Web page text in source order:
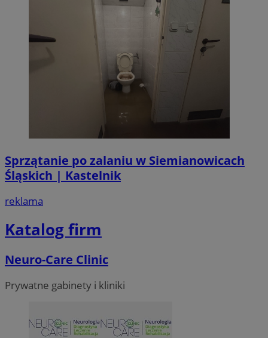
Sprzątanie po zalaniu w Siemianowicach
Śląskich | Kastelnik
reklama
Katalog firm
Neuro-Care Clinic
Prywatne gabinety i kliniki